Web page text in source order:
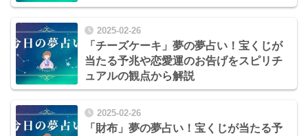
2025-02-26
「チーズケーキ」夢の夢占い！宝くじが
当たる予兆や恋愛運のお告げをスピリチ
ュアルの観点から解説
2025-02-26
「財布」夢の夢占い！宝くじが当たる予